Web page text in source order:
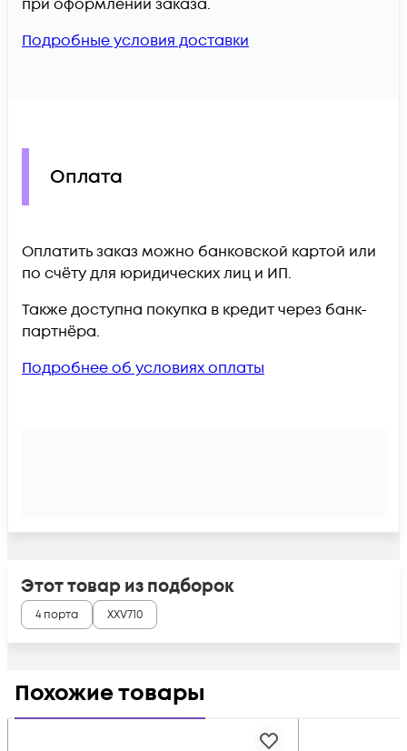
при оформлении заказа.
Подробные условия доставки
Оплата
Оплатить заказ можно банковской картой или
по счёту для юридических лиц и ИП.
Также доступна покупка в кредит через банк-
партнёра.
Подробнее об условиях оплаты
Этот товар из подборок
4 порта XXV710
Похожие товары